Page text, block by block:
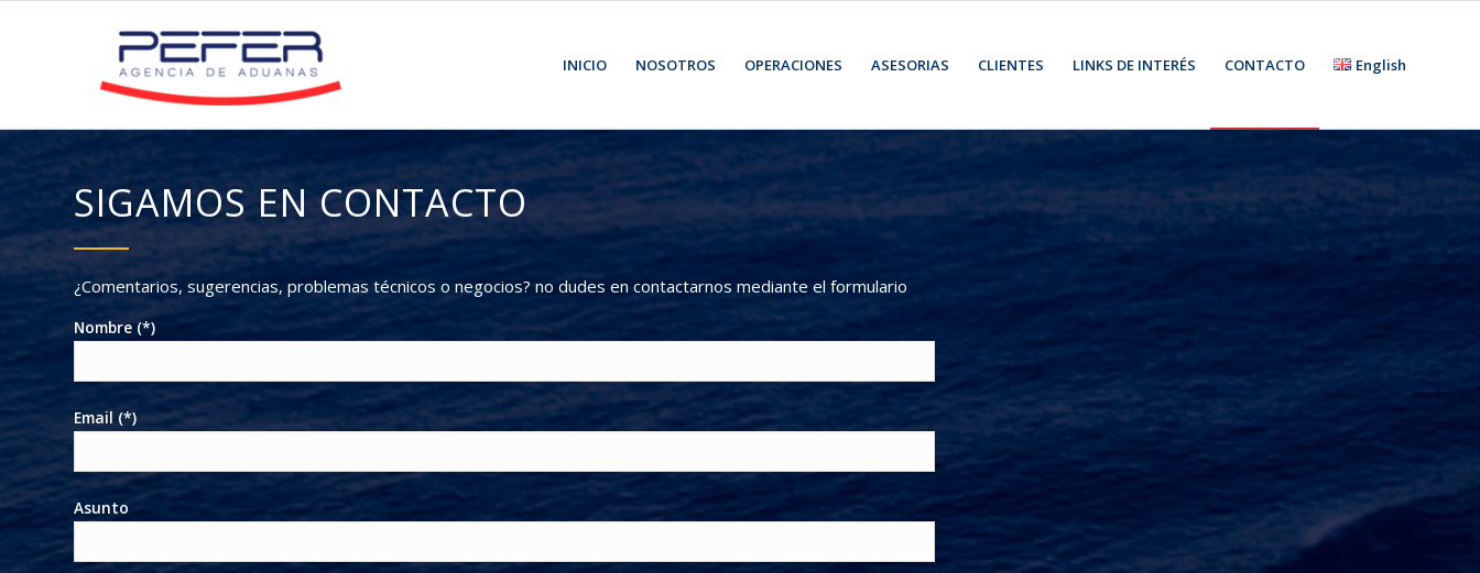
INICIO NOSOTROS OPERACIONES ASESORIAS CLIENTES LINKS DE INTERÉS CONTACTO English
SIGAMOS EN CONTACTO
¿Comentarios, sugerencias, problemas técnicos o negocios? no dudes en contactarnos mediante el formulario
Nombre (*)
Email (*)
Asunto